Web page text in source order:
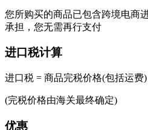
您所购买的商品已包含跨境电商
承担，您无需再行支付
进口税计算
进口税 = 商品完税价格(包括运费
(完税价格由海关最终确定)
优惠